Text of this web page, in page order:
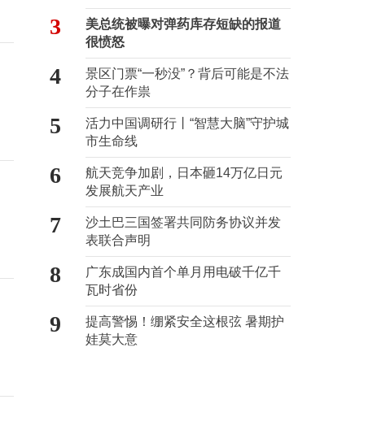
3
美总统被曝对弹药库存短缺的报道
很愤怒
4
景区门票“一秒没”？背后可能是不法
分子在作祟
5
活力中国调研行丨“智慧大脑”守护城
市生命线
6
航天竞争加剧，日本砸14万亿日元
发展航天产业
7
沙土巴三国签署共同防务协议并发
表联合声明
8
广东成国内首个单月用电破千亿千
瓦时省份
9
提高警惕！绷紧安全这根弦 暑期护
娃莫大意